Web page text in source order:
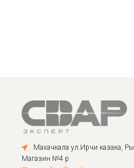
Махачкала ул.Ирчи казака,
Магазин №4 р